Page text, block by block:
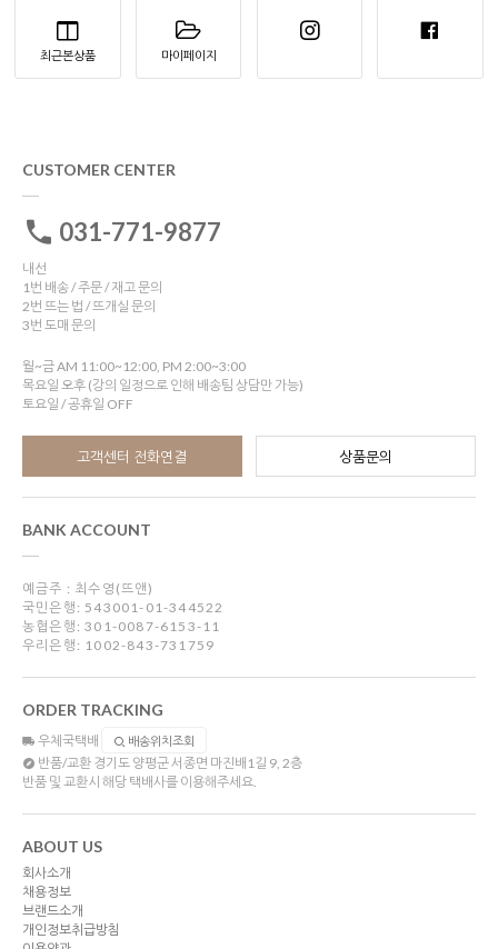
최근본상품 마이페이지
CUSTOMER CENTER
031-771-9877
내선
1번 배송 / 주문 / 재고 문의
2번 뜨는 법 / 뜨개실 문의
3번 도매 문의
월~금 AM 11:00~12:00, PM 2:00~3:00
목요일 오후 (강의 일정으로 인해 배송팀 상담만 가능)
토요일 / 공휴일 OFF
고객센터 전화연결 상품문의
BANK ACCOUNT
예금주 : 최수영(뜨앤)
국민은행: 543001-01-344522
농협은행: 301-0087-6153-11
우리은행: 1002-843-731759
ORDER TRACKING
우체국택배 배송위치조회
반품/교환 경기도 양평군 서종면 마진배1길 9, 2층
반품 및 교환시 해당 택배사를 이용해주세요.
ABOUT US
회사소개
채용정보
브랜드소개
개인정보취급방침